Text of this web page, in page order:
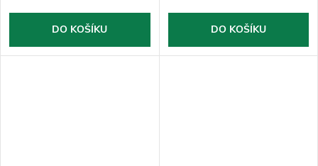
DO KOŠÍKU DO KOŠÍKU